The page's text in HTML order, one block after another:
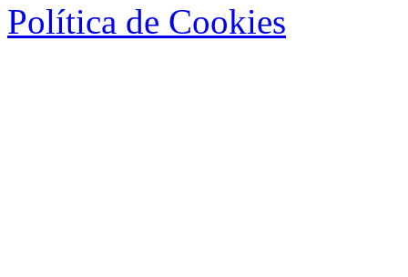
Política de Cookies